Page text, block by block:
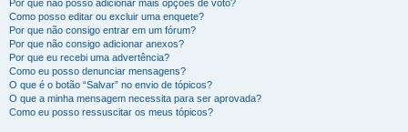
Por que não posso adicionar mais opções de voto?
Como posso editar ou excluir uma enquete?
Por que não consigo entrar em um fórum?
Por que não consigo adicionar anexos?
Por que eu recebi uma advertência?
Como eu posso denunciar mensagens?
O que é o botão “Salvar” no envio de tópicos?
O que a minha mensagem necessita para ser aprovada?
Como eu posso ressuscitar os meus tópicos?